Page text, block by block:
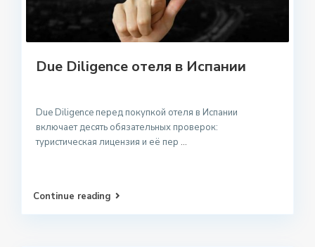
Due Diligence отеля в Испании
Due Diligence перед покупкой отеля в Испании
включает десять обязательных проверок:
туристическая лицензия и её пер ...
Continue reading